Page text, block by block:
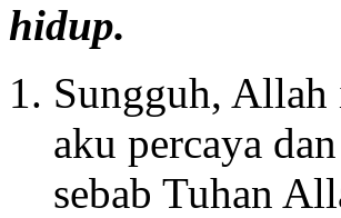
hidup.
Sungguh, Allah
aku percaya
sebab Tuhan